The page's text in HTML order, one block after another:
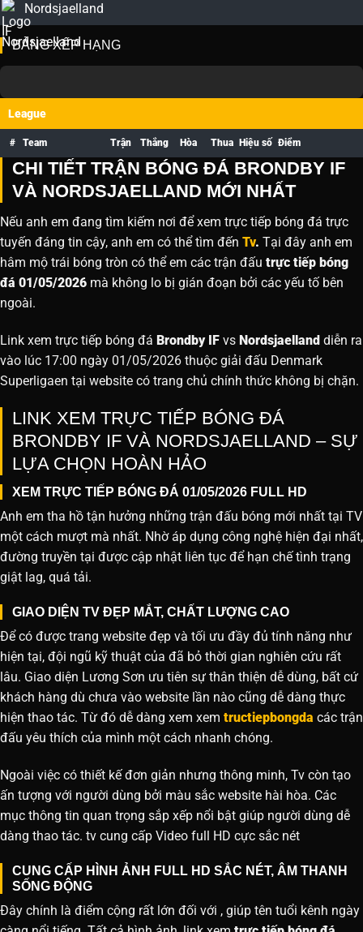
Nordsjaelland
BẢNG XẾP HẠNG
League
# Team Trận Thắng Hòa Thua Hiệu số Điểm
CHI TIẾT TRẬN BÓNG ĐÁ BRONDBY IF
VÀ NORDSJAELLAND MỚI NHẤT
Nếu anh em đang tìm kiếm nơi để xem trực tiếp bóng đá trực
tuyến đáng tin cậy, anh em có thể tìm đến Tv. Tại đây anh em
hâm mộ trái bóng tròn có thể em các trận đấu trực tiếp bóng
đá 01/05/2026 mà không lo bị gián đoạn bởi các yếu tố bên
ngoài.
Link xem trực tiếp bóng đá Brondby IF vs Nordsjaelland diễn ra
vào lúc 17:00 ngày 01/05/2026 thuộc giải đấu Denmark
Superligaen tại website có trang chủ chính thức không bị chặn.
LINK XEM TRỰC TIẾP BÓNG ĐÁ
BRONDBY IF VÀ NORDSJAELLAND – SỰ
LỰA CHỌN HOÀN HẢO
XEM TRỰC TIẾP BÓNG ĐÁ 01/05/2026 FULL HD
Anh em tha hồ tận hưởng những trận đấu bóng mới nhất tại TV
một cách mượt mà nhất. Nhờ áp dụng công nghệ hiện đại nhất,
đường truyền tại được cập nhật liên tục để hạn chế tình trạng
giật lag, quá tải.
GIAO DIỆN TV ĐẸP MẮT, CHẤT LƯỢNG CAO
Để có được trang website đẹp và tối ưu đầy đủ tính năng như
hiện tại, đội ngũ kỹ thuật của đã bỏ thời gian nghiên cứu rất
lâu. Giao diện Lương Sơn ưu tiên sự thân thiện dễ dùng, bất cứ
khách hàng dù chưa vào website lần nào cũng dễ dàng thực
hiện thao tác. Từ đó dễ dàng xem xem tructiepbongda các trận
đấu yêu thích của mình một cách nhanh chóng.
Ngoài việc có thiết kế đơn giản nhưng thông minh, Tv còn tạo
ấn tượng với người dùng bởi màu sắc website hài hòa. Các
mục thông tin quan trọng sắp xếp nổi bật giúp người dùng dễ
dàng thao tác. tv cung cấp Video full HD cực sắc nét
CUNG CẤP HÌNH ẢNH FULL HD SẮC NÉT, ÂM THANH
SỐNG ĐỘNG
Đây chính là điểm cộng rất lớn đối với , giúp tên tuổi kênh ngày